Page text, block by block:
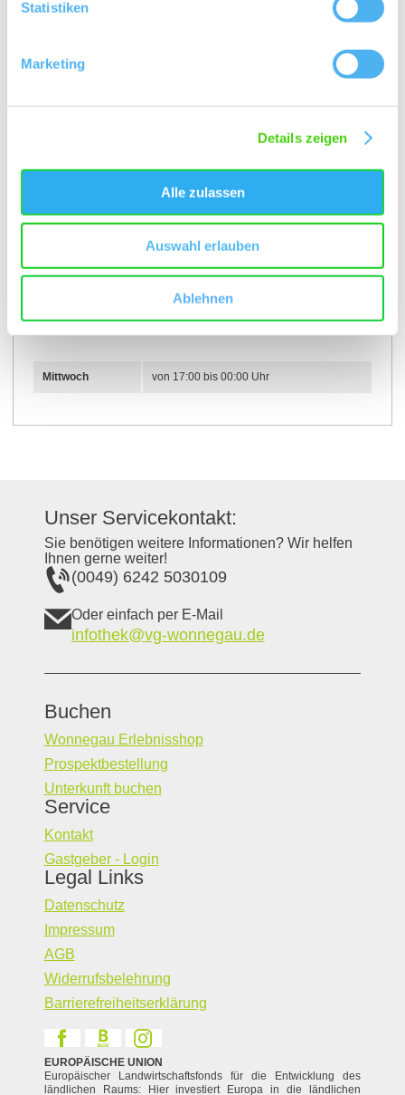
Statistiken
Marketing
Details zeigen
Alle zulassen
Auswahl erlauben
Ablehnen
Weitere Infos & Downloads
Öffnungszeiten
Mittwoch von 17:00 bis 00:00 Uhr
Unser Servicekontakt:
Sie benötigen weitere Informationen? Wir helfen
Ihnen gerne weiter!
(0049) 6242 5030109
Oder einfach per E-Mail
infothek@vg-wonnegau.de
Buchen
Wonnegau Erlebnisshop
Prospektbestellung
Unterkunft buchen
Service
Kontakt
Gastgeber - Login
Legal Links
Datenschutz
Impressum
AGB
Widerrufsbelehrung
Barrierefreiheitserklärung
EUROPÄISCHE UNION
Europäischer Landwirtschaftsfonds für die Entwicklung des
ländlichen Raums: Hier investiert Europa in die ländlichen